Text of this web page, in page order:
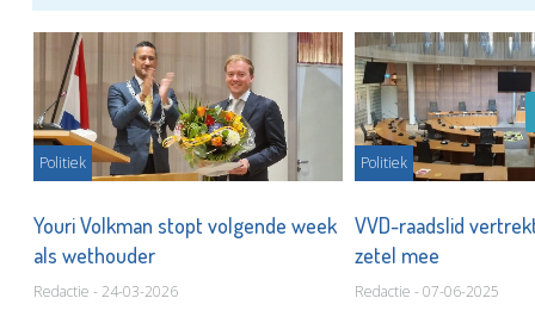
Politiek
Youri Volkman stopt volgende week
als wethouder
Redactie - 24-03-2026
Politiek
VVD-raadslid
zetel mee
Redactie - 07-06-2025